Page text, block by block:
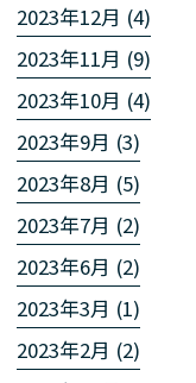
2023年12月 (4)
2023年11月 (9)
2023年10月 (4)
2023年9月 (3)
2023年8月 (5)
2023年7月 (2)
2023年6月 (2)
2023年3月 (1)
2023年2月 (2)